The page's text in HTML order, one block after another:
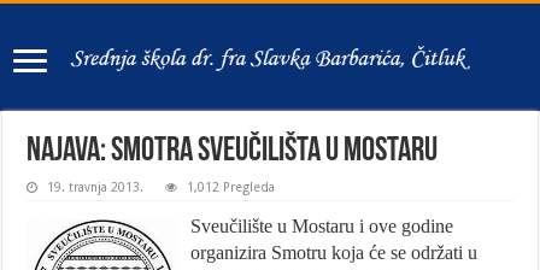
Najava: Smotra Sveučilišta u Mostaru
19. travnja 2013. 1,012 Pregleda
Sveučilište u Mostaru i ove godine
organizira Smotru koja će se održati u